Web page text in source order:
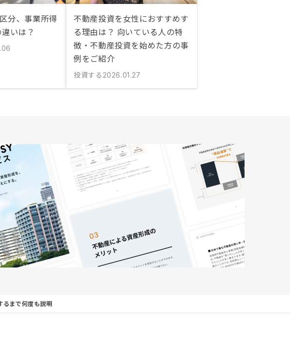
分、事業所得
いは？
不動産投資を女性におすすめす
る理由は？ 向いている人の特
徴・不動産投資を始めた方の事
例をご紹介
投資する 2026.01.27
るまで何度も説明